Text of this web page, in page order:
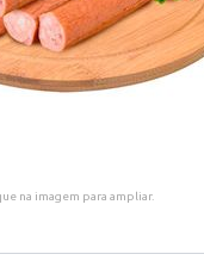
na imagem para ampliar.